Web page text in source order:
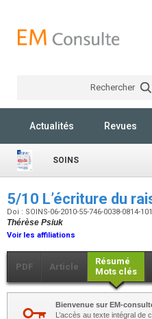
Rechercher
Actualités Revues
SOINS
5/10 L’écriture du
Doi : SOINS-06-2010-55-746-0038-0814-
Thérèse Psiuk
Voir les affiliations
PDF Article
Résumé
Mots clés
Bienvenue sur EM-
L’accès au texte intégral de